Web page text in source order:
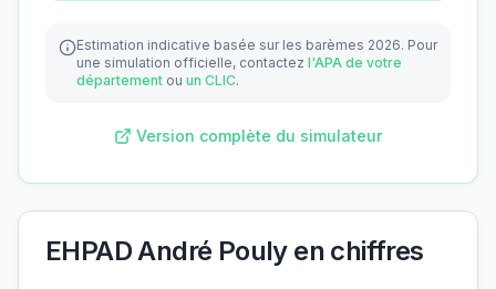
Estimation indicative basée sur les barèmes 2026. Pour
une simulation officielle, contactez l'APA de votre
département ou un CLIC.
Version complète du simulateur
EHPAD André Poulyen chiffres